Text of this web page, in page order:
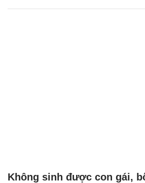
Không sinh được con gái,